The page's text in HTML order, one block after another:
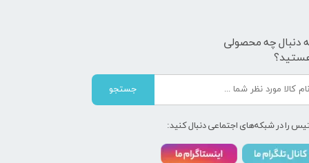
دنبال چه محصولی
جستجو
را در شبکه‌های اجتماعی دنبال کنید: